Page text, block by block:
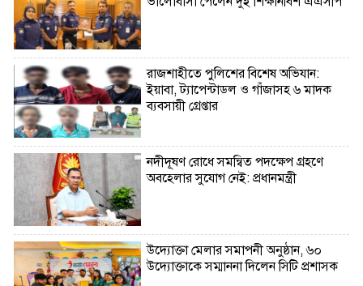
রাজশাহীতে পুলিশের বিশেষ অভিযান:
ইয়াবা, ট্যাপেন্টাডল ও গাঁজাসহ ৬ মাদক
ব্যবসায়ী গ্রেপ্তার
নদীদূষণ রোধে সমন্বিত পদক্ষেপ গ্রহণে
অবহেলার সুযোগ নেই: প্রধানমন্ত্রী
উদ্যোক্তা মেলার সমাপনী অনুষ্ঠান, ৬০
উদ্যোক্তাকে সম্মাননা দিলেন সিটি প্রশাসক